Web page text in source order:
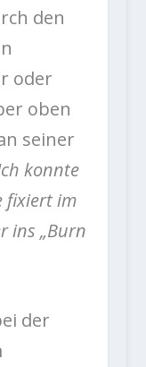
den
oder
oben
seiner
konnte
fixiert im
ins „Burn
der